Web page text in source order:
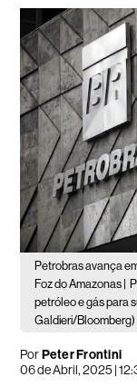
Petrobras avança
Foz do Amazonas |
petróleo e gás para
Galdieri/Bloomberg)
PorPeter Frontini
06 de Abril, 2025 |